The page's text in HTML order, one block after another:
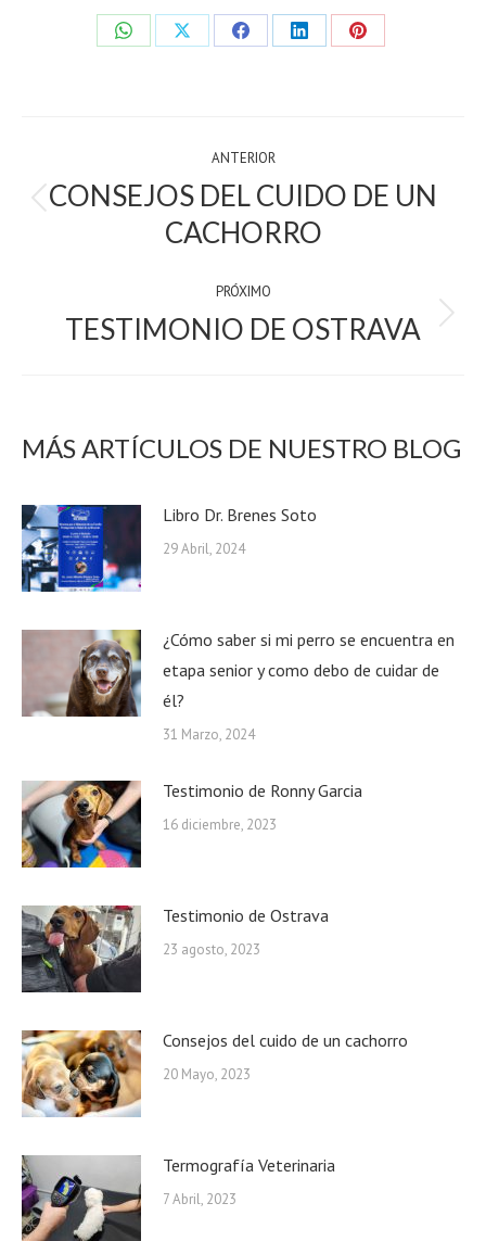
Share
Share
Share
Share
Share
NAVIGATION
ANTERIOR
Previous
post:
CONSEJOS DEL CUIDO DE UN
CACHORRO
PRÓXIMO
próximo:
TESTIMONIO DE OSTRAVA
MÁS ARTÍCULOS DE NUESTRO BLOG
Libro Dr. Brenes Soto
29 Abril, 2024
¿Cómo saber si mi perro se encuentra en
etapa senior y como debo de cuidar de
él?
31 Marzo, 2024
Testimonio de Ronny Garcia
16 diciembre, 2023
Testimonio de Ostrava
23 agosto, 2023
Consejos del cuido de un cachorro
20 Mayo, 2023
Termografía Veterinaria
7 Abril, 2023